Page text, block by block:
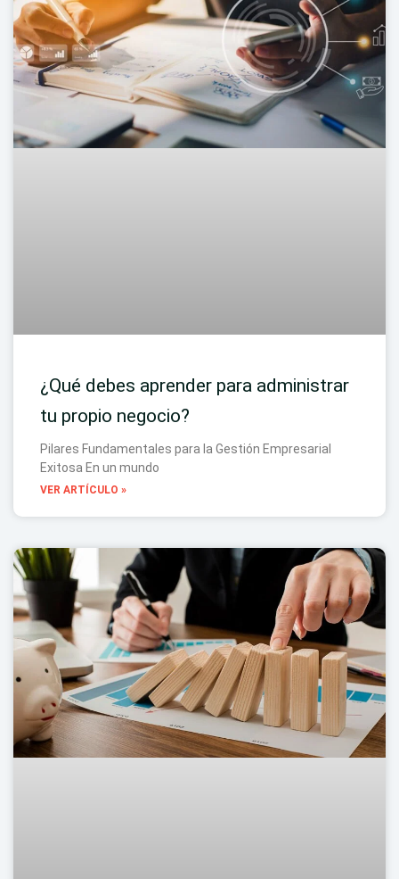
¿Qué debes aprender para administrar
tu propio negocio?
Pilares Fundamentales para la Gestión Empresarial
Exitosa En un mundo
VER ARTÍCULO »